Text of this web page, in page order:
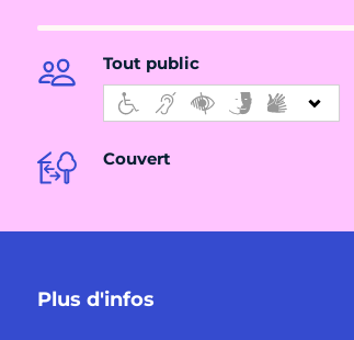
Tout public
Couvert
Plus d'infos